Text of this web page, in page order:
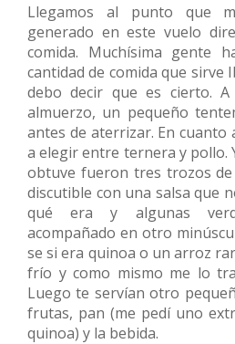
Llegamos al punto que
generado en este vuelo
comida. Muchísima gente
cantidad de comida que sirve
debo decir que es cierto.
almuerzo, un pequeño
antes de aterrizar. En cuanto
a elegir entre ternera y pollo.
obtuve fueron tres trozos
discutible con una salsa que
qué era y algunas
acompañado en otro
se si era quinoa o un arroz
frío y como mismo me lo
Luego te servían otro
frutas, pan (me pedí uno
quinoa) y la bebida.